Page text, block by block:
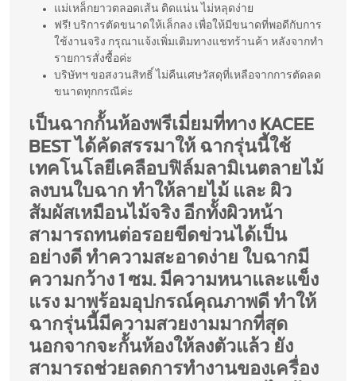
แม่เหล็กยาวตลอดเส้น ติดแน่น ไม่หลุดง่าย
ฟรี! บริการตัดขนาดให้เล็กลง เพื่อให้มีขนาดที่พอดีกับการ
ใช้งานจริง กรุณาแจ้งเพิ่มเติมทางแชทร้านค้า หลังจากทำ
รายการสั่งซื้อค่ะ
บริษัทฯ ขอสงวนสิทธิ์ ไม่คืนเศษวัสดุที่เหลือจากการตัดลด
ขนาดทุกกรณีค่ะ
เป็นฉากกั้นห้องพรีเมี่ยมที่ทาง KACEE
BEST ได้คัดสรรมาให้ ฉากรุ่นนี้ใช้
เทคโนโลยีเคลือบฟิล์มลามิเนตลายไม้
ลงบนใบฉาก ทำให้ลายไม้ และ ผิว
สัมผัสเหมือนไม้จริง อีกทั้งผิวหน้า
สามารถทนต่อรอยขีดข่วนได้เป็น
อย่างดี ทำความสะอาดง่าย ใบฉากมี
ความกว้าง 1 ซม. มีความหนาและแข็ง
แรง มาพร้อมอุปกรณ์คุณภาพดี ทำให้
ฉากรุ่นนี้มีความสวยงามมากที่สุด
นอกจากจะกั้นห้องให้ลงตัวแล้ว ยัง
สามารถช่วยลดการทำงานของเครื่อง